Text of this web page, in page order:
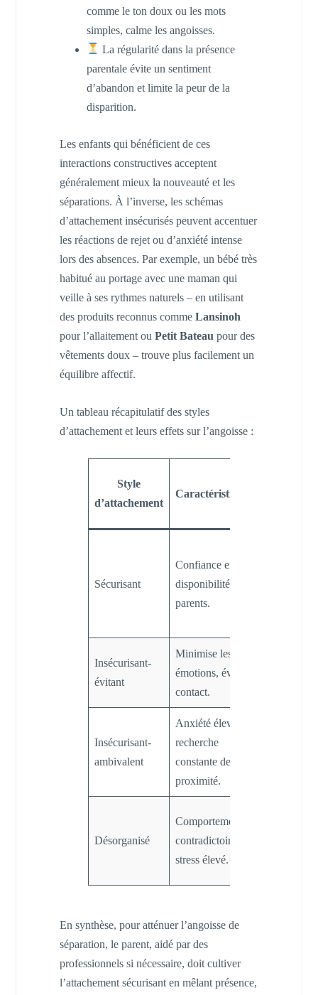
comme le ton doux ou les mots
simples, calme les angoisses.
La régularité dans la présence
parentale évite un sentiment
d’abandon et limite la peur de la
disparition.
Les enfants qui bénéficient de ces
interactions constructives acceptent
généralement mieux la nouveauté et les
séparations. À l’inverse, les schémas
d’attachement insécurisés peuvent accentuer
les réactions de rejet ou d’anxiété intense
lors des absences. Par exemple, un bébé très
habitué au portage avec une maman qui
veille à ses rythmes naturels – en utilisant
des produits reconnus comme Lansinoh
pour l’allaitement ou Petit Bateau pour des
vêtements doux – trouve plus facilement un
équilibre affectif.
Un tableau récapitulatif des styles
d’attachement et leurs effets sur l’angoisse :
Style
d’attachement
Caractéristiques
Sécurisant
Confiance en la
disponibilité des
parents.
Insécurisant-
évitant
Minimise les
émotions, évite le
contact.
Insécurisant-
ambivalent
Anxiété élevée,
recherche
constante de
proximité.
Désorganisé
Comportements
contradictoires,
stress élevé.
En synthèse, pour atténuer l’angoisse de
séparation, le parent, aidé par des
professionnels si nécessaire, doit cultiver
l’attachement sécurisant en mêlant présence,